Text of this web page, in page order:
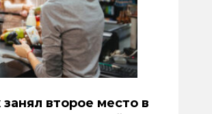
второе место в